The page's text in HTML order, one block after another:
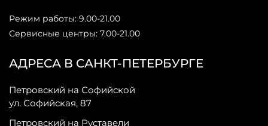
АДРЕСА В САНКТ-ПЕТЕРБУРГЕ
Петровский на Софийской
ул. Софийская, 87
Петровский на Руставели
Режим работы: 9.00-21.00
Сервисные центры: 7.00-21.00